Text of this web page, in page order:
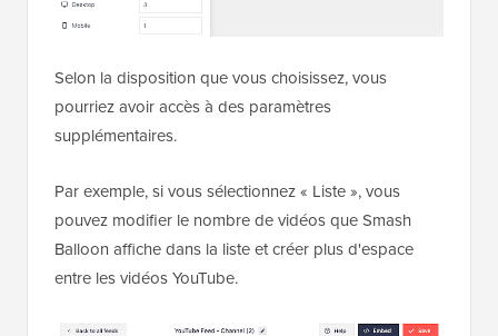
Selon la disposition que vous choisissez, vous
pourriez avoir accès à des paramètres
supplémentaires.
Par exemple, si vous sélectionnez « Liste », vous
pouvez modifier le nombre de vidéos que Smash
Balloon affiche dans la liste et créer plus d'espace
entre les vidéos YouTube.